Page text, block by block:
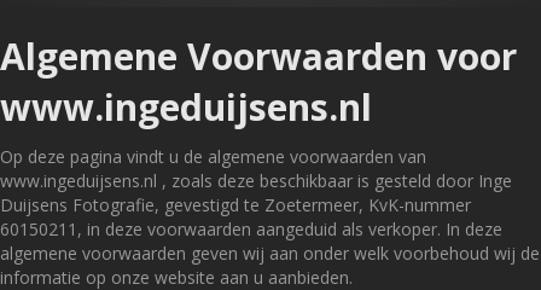
Algemene Voorwaarden voor
www.ingeduijsens.nl
Op deze pagina vindt u de algemene voorwaarden van
www.ingeduijsens.nl , zoals deze beschikbaar is gesteld door Inge
Duijsens Fotografie, gevestigd te Zoetermeer, KvK-nummer
60150211, in deze voorwaarden aangeduid als verkoper. In deze
algemene voorwaarden geven wij aan onder welk voorbehoud wij de
informatie op onze website aan u aanbieden.